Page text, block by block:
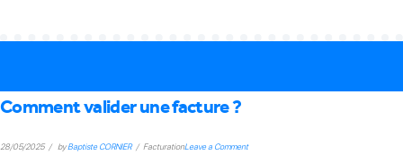
Comment valider une facture ?
28/05/2025 byBaptiste CORNIER FacturationLeave a Commenton